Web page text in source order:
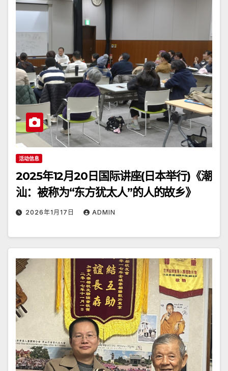
活动信息
2025年12月20日国际讲座(日本举行)《潮
汕：被称为“东方犹太人”的人的故乡》
2026年1月17日 ADMIN